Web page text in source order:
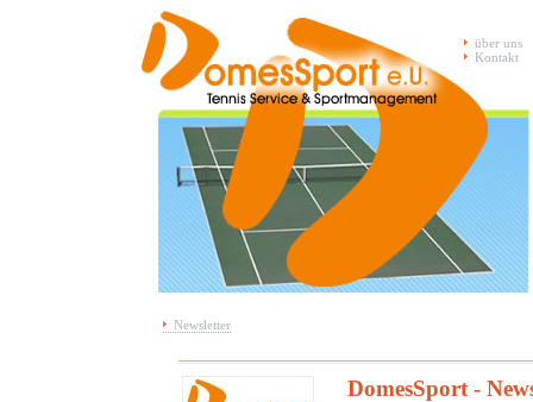
über uns
Kontakt
Newsletter
DomesSport -